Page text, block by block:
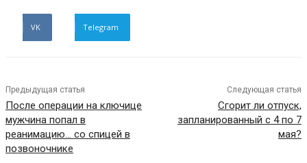
VK Telegram
Предыдущая статья
После операции на ключице
мужчина попал в
реанимацию… со спицей в
позвоночнике
Следующая статья
Сгорит ли отпуск,
запланированный с 4 по 7
мая?